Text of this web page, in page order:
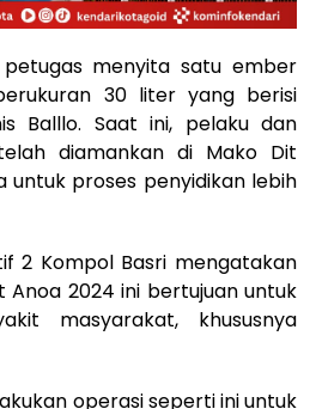
menyita satu ember
30 liter yang berisi
Balllo. Saat ini, pelaku dan
diamankan di Mako Dit
untuk proses penyidikan lebih
2 Kompol Basri mengatakan
Anoa 2024 ini bertujuan untuk
masyarakat, khususnya
operasi seperti ini untuk